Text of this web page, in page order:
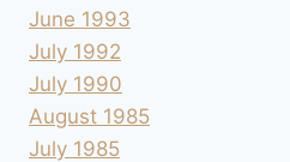
June 1993
July 1992
July 1990
August 1985
July 1985